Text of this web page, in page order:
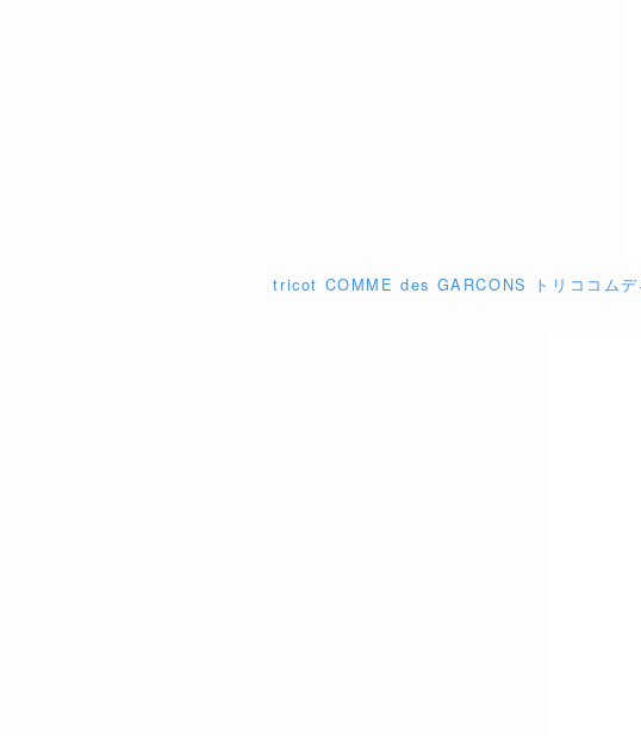
tricot COMME des GARCONS トリココム